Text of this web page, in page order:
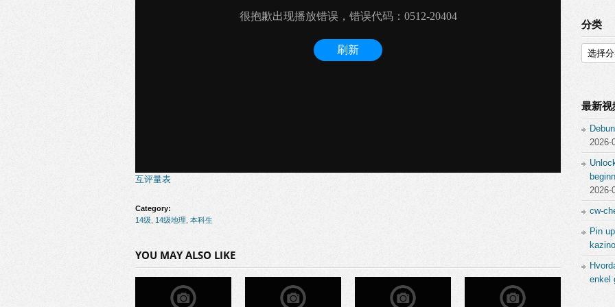
互评量表
Category:
14级
14级地理 本科生
YOU MAY ALSO LIKE
分类
分
类
最新视
2026-
2026-
cw-
Pin
enkel